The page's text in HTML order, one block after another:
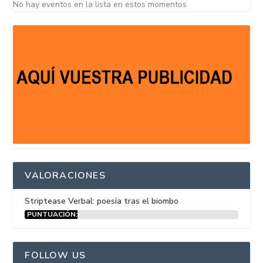
No hay eventos en la lista en estos momentos
VALORACIONES
Striptease Verbal: poesía tras el biombo
PUNTUACIÓN:
FOLLOW US